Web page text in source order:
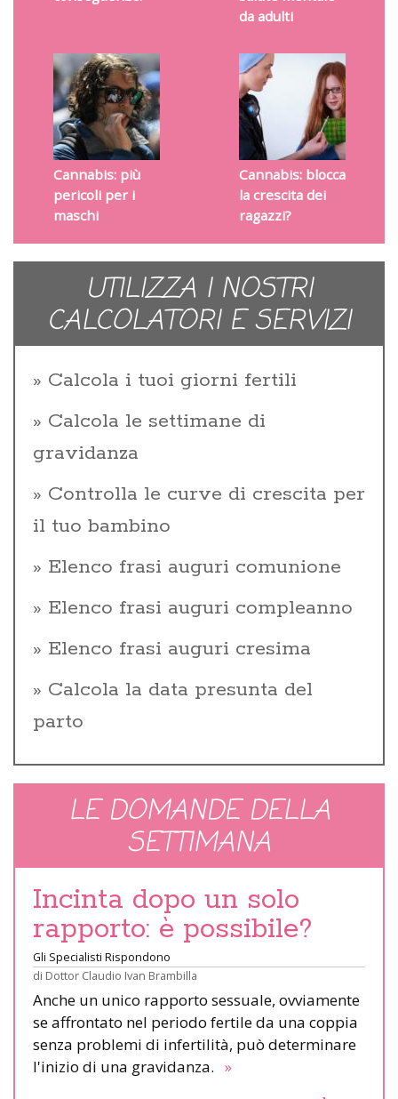
da adulti
Cannabis: più
pericoli per i
maschi
Cannabis: blocca
la crescita dei
ragazzi?
UTILIZZA I NOSTRI
CALCOLATORI E SERVIZI
Calcola i tuoi giorni fertili
Calcola le settimane di
gravidanza
Controlla le curve di crescita per
il tuo bambino
Elenco frasi auguri comunione
Elenco frasi auguri compleanno
Elenco frasi auguri cresima
Calcola la data presunta del
parto
LE DOMANDE DELLA
SETTIMANA
Incinta dopo un solo
rapporto: è possibile?
Gli Specialisti Rispondono
di Dottor Claudio Ivan Brambilla
Anche un unico rapporto sessuale, ovviamente
se affrontato nel periodo fertile da una coppia
senza problemi di infertilità, può determinare
l'inizio di una gravidanza. »